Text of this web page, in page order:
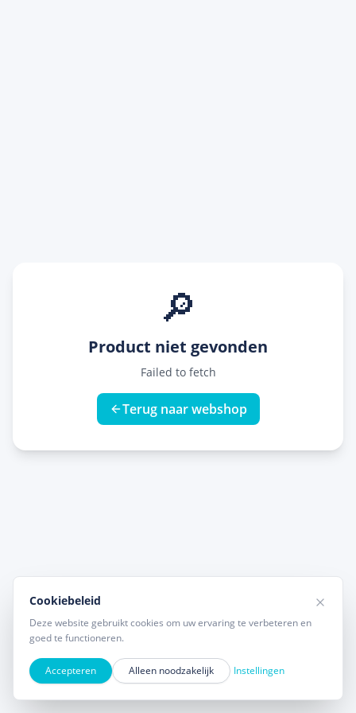
🔎
Product niet gevonden
Failed to fetch
Terug naar webshop
Cookiebeleid
Deze website gebruikt cookies om uw ervaring te verbeteren en
goed te functioneren.
Accepteren Alleen noodzakelijk Instellingen